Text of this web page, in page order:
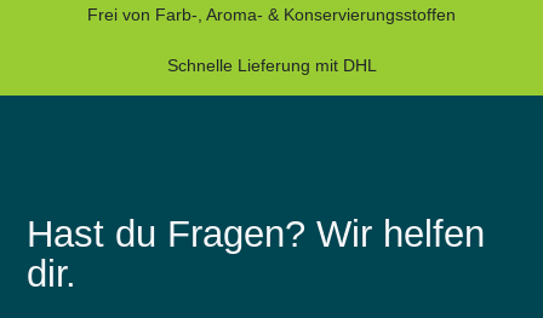
Frei von Farb-, Aroma- & Konservierungsstoffen
Schnelle Lieferung mit DHL
Hast du Fragen? Wir helfen
dir.